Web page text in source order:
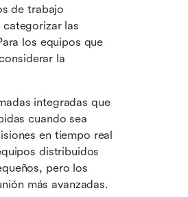
de trabajo
categorizar las
los equipos que
la
integradas que
cuando sea
en tiempo real
distribuidos
pero los
más avanzadas.